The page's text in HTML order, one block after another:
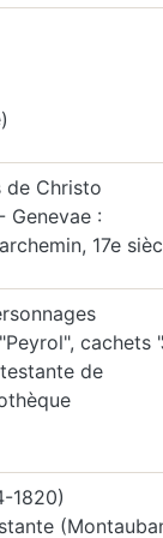
de Christo
Genevae :
17e
cachets
de
1820)